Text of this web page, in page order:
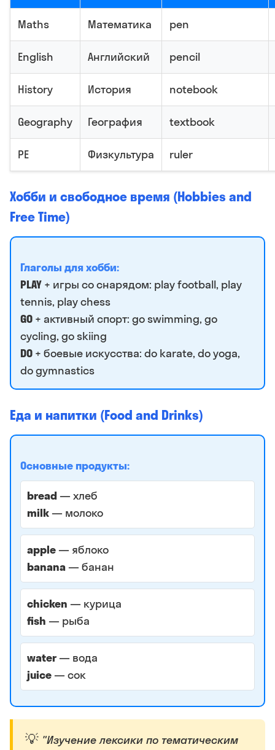
Maths Математика pen
English Английский pencil
History История notebook
Geography География textbook
PE Физкультура ruler
Хобби и свободное время (Hobbies and
Free Time)
Глаголы для хобби:
PLAY + игры со снарядом: play football, play
tennis, play chess
GO + активный спорт: go swimming, go
cycling, go skiing
DO + боевые искусства: do karate, do yoga,
do gymnastics
Еда и напитки (Food and Drinks)
Основные продукты:
bread — хлеб
milk — молоко
apple — яблоко
banana — банан
chicken — курица
fish — рыба
water — вода
juice — сок
"Изучение лексики по тематическим